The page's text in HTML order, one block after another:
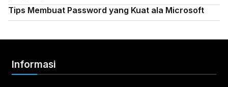
Tips Membuat Password yang Kuat ala Microsoft
Informasi